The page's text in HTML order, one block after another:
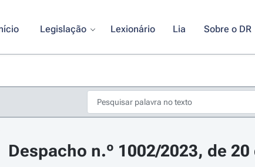
Legislação Lexionário Lia Sobre o DR
Despacho n.º 1002/2023, de